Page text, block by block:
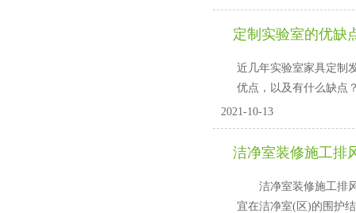
定制实验室的优缺
近几年实验室家具定制发
优点，以及有什么缺点
2021-10-13
洁净室装修施工排
洁净室装修施工排风系统
宜在洁净室(区)的围护结构